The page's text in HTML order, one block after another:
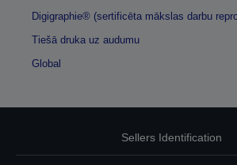
Digigraphie® (sertificēta mākslas darbu
Tiešā druka uz audumu
Global
Sellers Identification